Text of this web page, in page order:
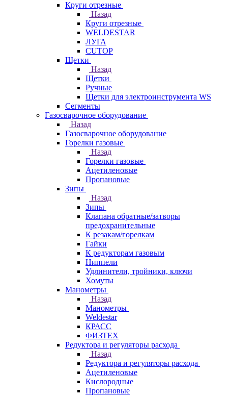
Круги отрезные
Назад
Круги отрезные
WELDESTAR
ЛУГА
CUTOP
Щетки
Назад
Щетки
Ручные
Щетки для электроинструмента WS
Сегменты
Газосварочное оборудование
Назад
Газосварочное оборудование
Горелки газовые
Назад
Горелки газовые
Ацетиленовые
Пропановые
Зипы
Назад
Зипы
Клапана обратные/затворы
предохранительные
К резакам/горелкам
Гайки
К редукторам газовым
Ниппели
Удлинители, тройники, ключи
Хомуты
Манометры
Назад
Манометры
Weldestar
КРАСС
ФИЗТЕХ
Редуктора и регуляторы расхода
Назад
Редуктора и регуляторы расхода
Ацетиленовые
Кислородные
Пропановые